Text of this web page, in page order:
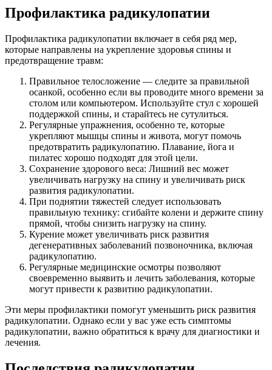
Профилактика радикулопатии
Профилактика радикулопатии включает в себя ряд мер,
которые направлены на укрепление здоровья спины и
предотвращение травм:
Правильное телосложение — следите за правильной
осанкой, особенно если вы проводите много времени за
столом или компьютером. Используйте стул с хорошей
поддержкой спины, и старайтесь не сутулиться.
Регулярные упражнения, особенно те, которые
укрепляют мышцы спины и живота, могут помочь
предотвратить радикулопатию. Плавание, йога и
пилатес хорошо подходят для этой цели.
Сохранение здорового веса: Лишний вес может
увеличивать нагрузку на спину и увеличивать риск
развития радикулопатии.
При поднятии тяжестей следует использовать
правильную технику: сгибайте колени и держите спину
прямой, чтобы снизить нагрузку на спину.
Курение может увеличивать риск развития
дегенеративных заболеваний позвоночника, включая
радикулопатию.
Регулярные медицинские осмотры позволяют
своевременно выявить и лечить заболевания, которые
могут привести к развитию радикулопатии.
Эти меры профилактики помогут уменьшить риск развития
радикулопатии. Однако если у вас уже есть симптомы
радикулопатии, важно обратиться к врачу для диагностики и
лечения.